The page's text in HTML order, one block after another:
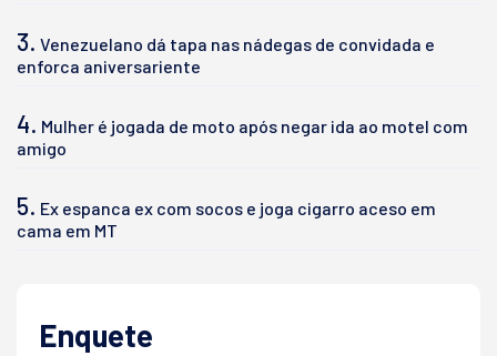
3. Venezuelano dá tapa nas nádegas de convidada e
enforca aniversariente
4. Mulher é jogada de moto após negar ida ao motel com
amigo
5. Ex espanca ex com socos e joga cigarro aceso em
cama em MT
Enquete